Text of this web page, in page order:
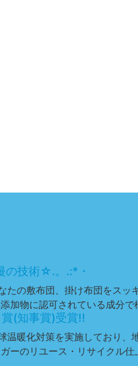
の技術☆.。.:*・
たの敷布団、掛け布団をス
加物に認可されている成分で
(知事賞)受賞!!
温暖化対策を実施しており
ーのリユース・リサイクル仕